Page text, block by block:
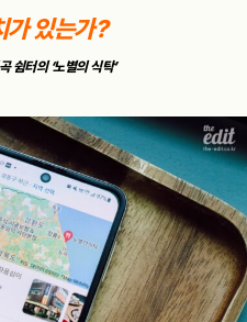
가 있는가?
쉼터의 ‘노별의 식탁’